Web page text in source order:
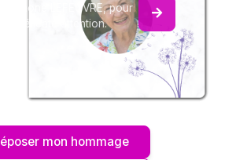
Simone LEFEUVRE, pour
délicate attention.
mon hommage